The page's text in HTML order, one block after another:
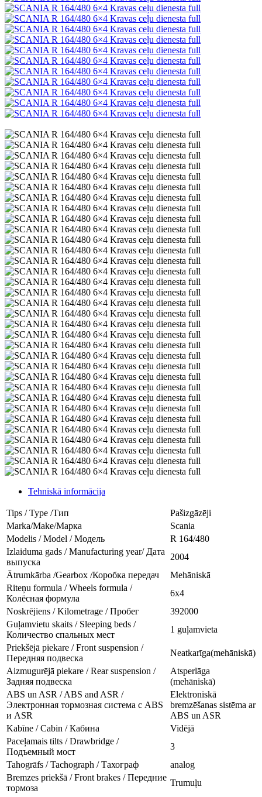
Tehniskā informācija
Tips / Type /Тип
Pašizgāzēji
Marka/Make/Марка
Scania
Modelis / Model / Модель
R 164/480
Izlaiduma gads / Manufacturing year/ Дата
выпуска
2004
Ātrumkārba /Gearbox /Коробка передач
Mehāniskā
Riteņu formula / Wheels formula /
Колёсная формула
6x4
Noskrējiens / Kilometrage / Пробег
392000
Guļamvietu skaits / Sleeping beds /
Количество спальных мест
1 guļamvieta
Priekšējā piekare / Front suspension /
Передняя подвеска
Neatkarīga(mehāniskā)
Aizmugurējā piekare / Rear suspension /
Задняя подвеска
Atsperlāga
(mehāniskā)
ABS un ASR / ABS and ASR /
Электронная тормозная система с ABS
и ASR
Elektroniskā
bremzēšanas sistēma ar
ABS un ASR
Kabīne / Cabin / Кабина
Vidējā
Paceļamais tilts / Drawbridge /
Подъемный мост
3
Tahogrāfs / Tachograph / Тахограф
analog
Bremzes priekšā / Front brakes / Передние
тормоза
Trumuļu